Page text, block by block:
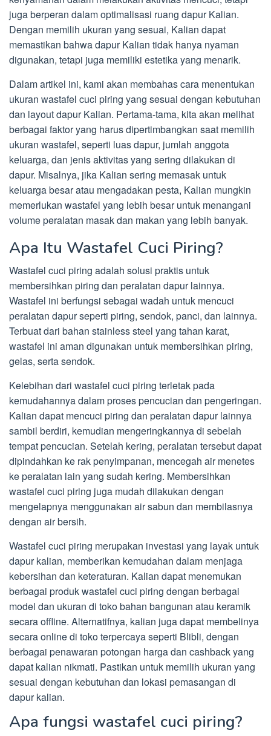
juga berperan dalam optimalisasi ruang dapur Kalian.
Dengan memilih ukuran yang sesuai, Kalian dapat
memastikan bahwa dapur Kalian tidak hanya nyaman
digunakan, tetapi juga memiliki estetika yang menarik.
Dalam artikel ini, kami akan membahas cara menentukan
ukuran wastafel cuci piring yang sesuai dengan kebutuhan
dan layout dapur Kalian. Pertama-tama, kita akan melihat
berbagai faktor yang harus dipertimbangkan saat memilih
ukuran wastafel, seperti luas dapur, jumlah anggota
keluarga, dan jenis aktivitas yang sering dilakukan di
dapur. Misalnya, jika Kalian sering memasak untuk
keluarga besar atau mengadakan pesta, Kalian mungkin
memerlukan wastafel yang lebih besar untuk menangani
volume peralatan masak dan makan yang lebih banyak.
Apa Itu Wastafel Cuci Piring?
Wastafel cuci piring adalah solusi praktis untuk
membersihkan piring dan peralatan dapur lainnya.
Wastafel ini berfungsi sebagai wadah untuk mencuci
peralatan dapur seperti piring, sendok, panci, dan lainnya.
Terbuat dari bahan stainless steel yang tahan karat,
wastafel ini aman digunakan untuk membersihkan piring,
gelas, serta sendok.
Kelebihan dari wastafel cuci piring terletak pada
kemudahannya dalam proses pencucian dan pengeringan.
Kalian dapat mencuci piring dan peralatan dapur lainnya
sambil berdiri, kemudian mengeringkannya di sebelah
tempat pencucian. Setelah kering, peralatan tersebut dapat
dipindahkan ke rak penyimpanan, mencegah air menetes
ke peralatan lain yang sudah kering. Membersihkan
wastafel cuci piring juga mudah dilakukan dengan
mengelapnya menggunakan air sabun dan membilasnya
dengan air bersih.
Wastafel cuci piring merupakan investasi yang layak untuk
dapur kalian, memberikan kemudahan dalam menjaga
kebersihan dan keteraturan. Kalian dapat menemukan
berbagai produk wastafel cuci piring dengan berbagai
model dan ukuran di toko bahan bangunan atau keramik
secara offline. Alternatifnya, kalian juga dapat membelinya
secara online di toko terpercaya seperti Blibli, dengan
berbagai penawaran potongan harga dan cashback yang
dapat kalian nikmati. Pastikan untuk memilih ukuran yang
sesuai dengan kebutuhan dan lokasi pemasangan di
dapur kalian.
Apa fungsi wastafel cuci piring?